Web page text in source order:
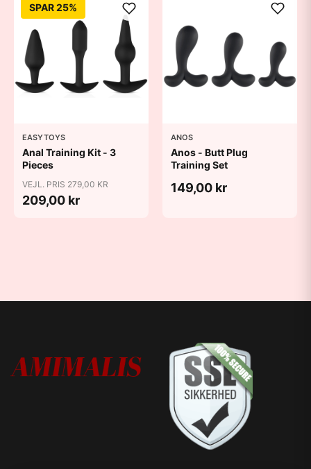
SPAR 25%
EASYTOYS
Anal Training Kit - 3
Pieces
VEJL. PRIS 279,00 KR
209,00 kr
ANOS
Anos - Butt Plug
Training Set
149,00 kr